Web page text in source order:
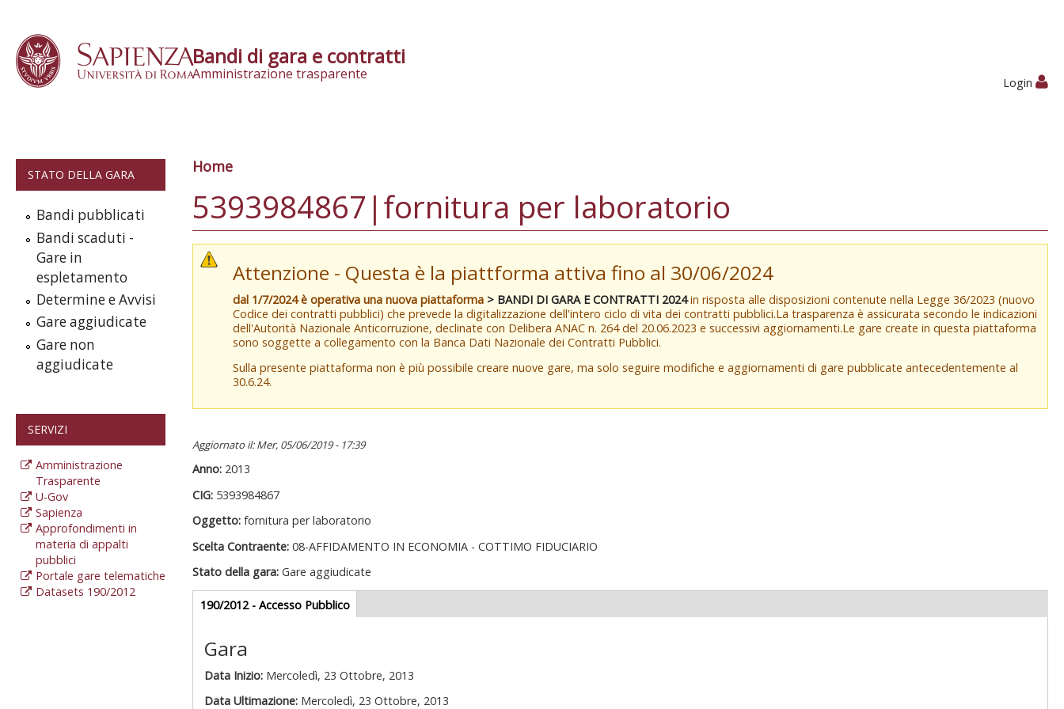
Bandi di gara e contratti
Amministrazione trasparente
Login
STATO DELLA GARA
Bandi pubblicati
Bandi scaduti -
Gare in
espletamento
Determine e Avvisi
Gare aggiudicate
Gare non
aggiudicate
SERVIZI
Amministrazione
Trasparente
U-Gov
Sapienza
Approfondimenti in
materia di appalti
pubblici
Portale gare telematiche
Datasets 190/2012
Tu sei qui
Home
5393984867|fornitura per laboratorio
Attenzione - Questa è la piattforma attiva fino al 30/06/2024
dal 1/7/2024 è operativa una nuova piattaforma > BANDI DI GARA E CONTRATTI 2024in risposta alle disposizioni contenute nella Legge 36/2023 (nuovo
Codice dei contratti pubblici) che prevede la digitalizzazione dell'intero ciclo di vita dei contratti pubblici.La trasparenza è assicurata secondo le indicazioni
dell'Autorità Nazionale Anticorruzione, declinate con Delibera ANAC n. 264 del 20.06.2023 e successivi aggiornamenti.Le gare create in questa piattaforma
sono soggette a collegamento con la Banca Dati Nazionale dei Contratti Pubblici.
Sulla presente piattaforma non è più possibile creare nuove gare, ma solo seguire modifiche e aggiornamenti di gare pubblicate antecedentemente al
30.6.24.
Aggiornato il: Mer, 05/06/2019 - 17:39
Anno: 2013
CIG: 5393984867
Oggetto: fornitura per laboratorio
Scelta Contraente: 08-AFFIDAMENTO IN ECONOMIA - COTTIMO FIDUCIARIO
Stato della gara: Gare aggiudicate
Gare appalti
190/2012 - Accesso Pubblico(scheda
attiva)
Gara
Data Inizio: Mercoledì, 23 Ottobre, 2013
Data Ultimazione: Mercoledì, 23 Ottobre, 2013